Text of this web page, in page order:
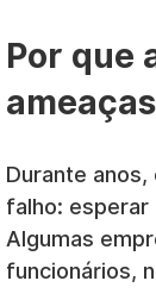
Por que
Durante
falho: esperar
Algumas
funcionários,